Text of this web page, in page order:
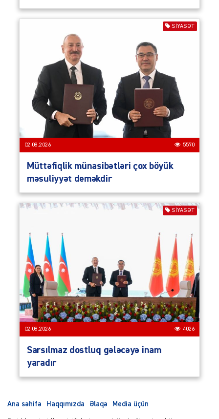
SIYASƏT
02.08.2026 5570
Müttəfiqlik münasibətləri çox böyük
məsuliyyət deməkdir
SIYASƏT
02.08.2026 4026
Sarsılmaz dostluq gələcəyə inam
yaradır
Ana səhifə Haqqımızda Əlaqə Media üçün